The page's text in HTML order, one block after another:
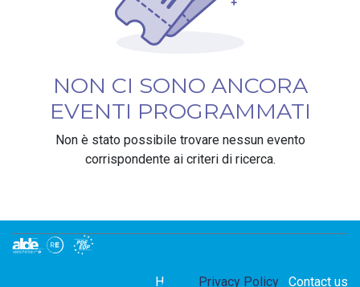
NON CI SONO ANCORA
EVENTI PROGRAMMATI
Non è stato possibile trovare nessun evento
corrispondente ai criteri di ricerca.
Home Privacy Policy Contact us